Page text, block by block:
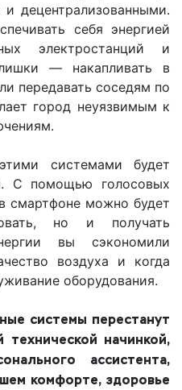
децентрализованными.
себя энергией
электростанций и
— накапливать в
передавать соседям по
город неуязвимым к
системами будет
С помощью голосовых
смартфоне можно будет
но и получать
вы сэкономили
воздуха и когда
оборудования.
системы перестанут
начинкой,
ассистента,
комфорте, здоровье